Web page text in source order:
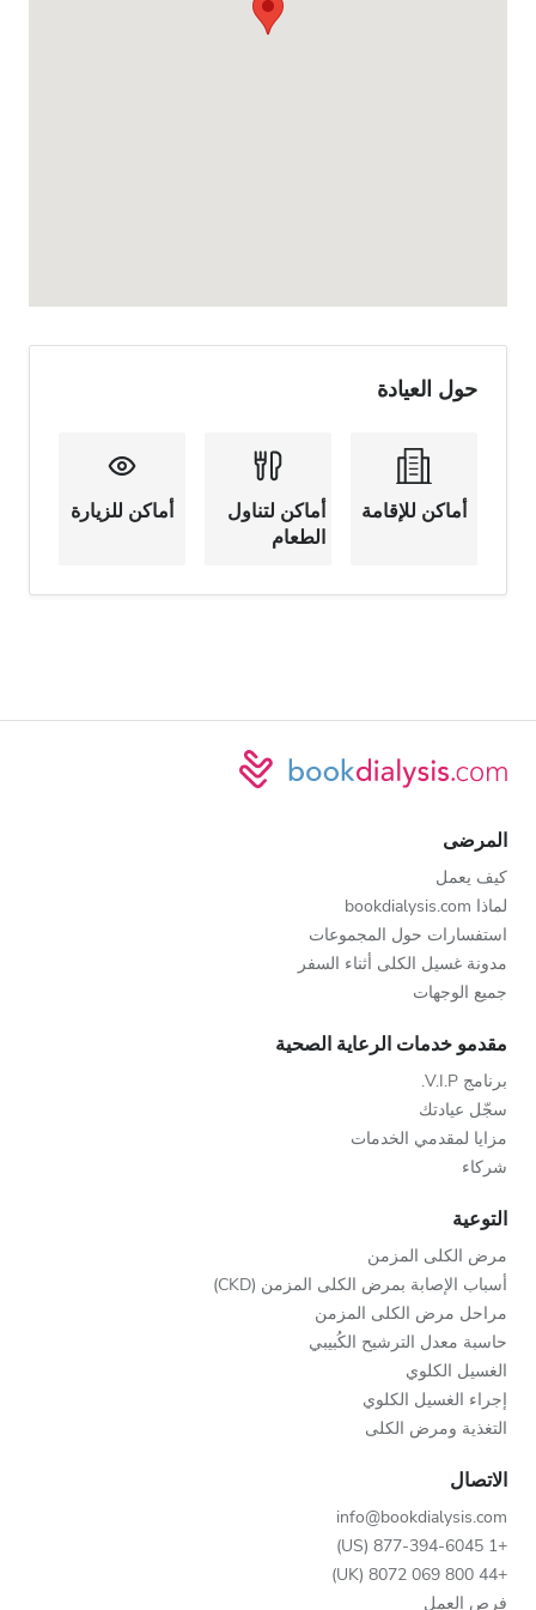
حول العيادة
أماكن للإقامة
أماكن لتناول
الطعام
أماكن للزيارة
المرضى
كيف يعمل
لماذا bookdialysis.com
استفسارات حول المجموعات
مدونة غسيل الكلى أثناء السفر
جميع الوجهات
مقدمو خدمات الرعاية الصحية
برنامج V.I.P.
سجّل عيادتك
مزايا لمقدمي الخدمات
شركاء
التوعية
مرض الكلى المزمن
أسباب الإصابة بمرض الكلى المزمن (CKD)
مراحل مرض الكلى المزمن
حاسبة معدل الترشيح الكُبيبي
الغسيل الكلوي
إجراء الغسيل الكلوي
التغذية ومرض الكلى
الاتصال
info@bookdialysis.com
+1 877-394-6045 (US)
+44 800 069 8072 (UK)
فرص العمل